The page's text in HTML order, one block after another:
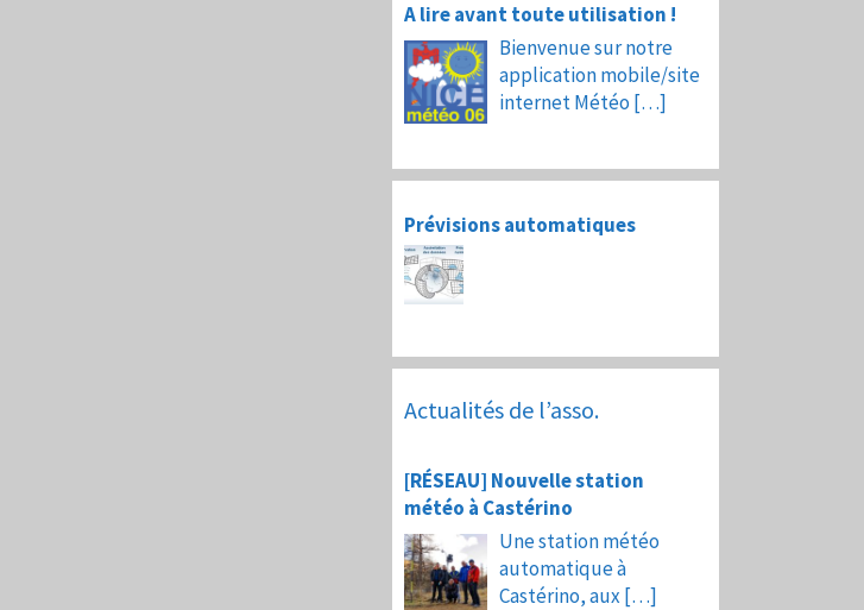
A lire avant toute utilisation !
Bienvenue sur notre
application mobile/site
internet Météo […]
Prévisions automatiques
Actualités de l’asso.
[RÉSEAU] Nouvelle station
météo à Castérino
Une station météo
automatique à
Castérino, aux […]